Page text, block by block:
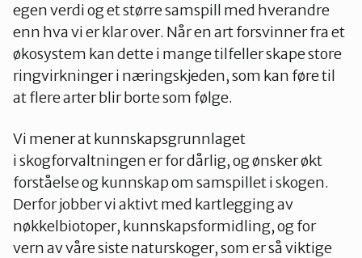
egen verdi og et større samspill med hverandre
enn hva vi er klar over. Når en art forsvinner fra et
økosystem kan dette i mange tilfeller skape store
ringvirkninger i næringskjeden, som kan føre til
at flere arter blir borte som følge.
Vi mener at kunnskapsgrunnlaget
i skogforvaltningen er for dårlig, og ønsker økt
forståelse og kunnskap om samspillet i skogen.
Derfor jobber vi aktivt med kartlegging av
nøkkelbiotoper, kunnskapsformidling, og for
vern av våre siste naturskoger, som er så viktige